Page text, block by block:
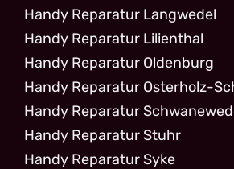
Handy Reparatur Langwedel
Handy Reparatur Lilienthal
Handy Reparatur Oldenburg
Handy Reparatur Osterholz-
Handy Reparatur
Handy Reparatur Stuhr
Handy Reparatur Syke